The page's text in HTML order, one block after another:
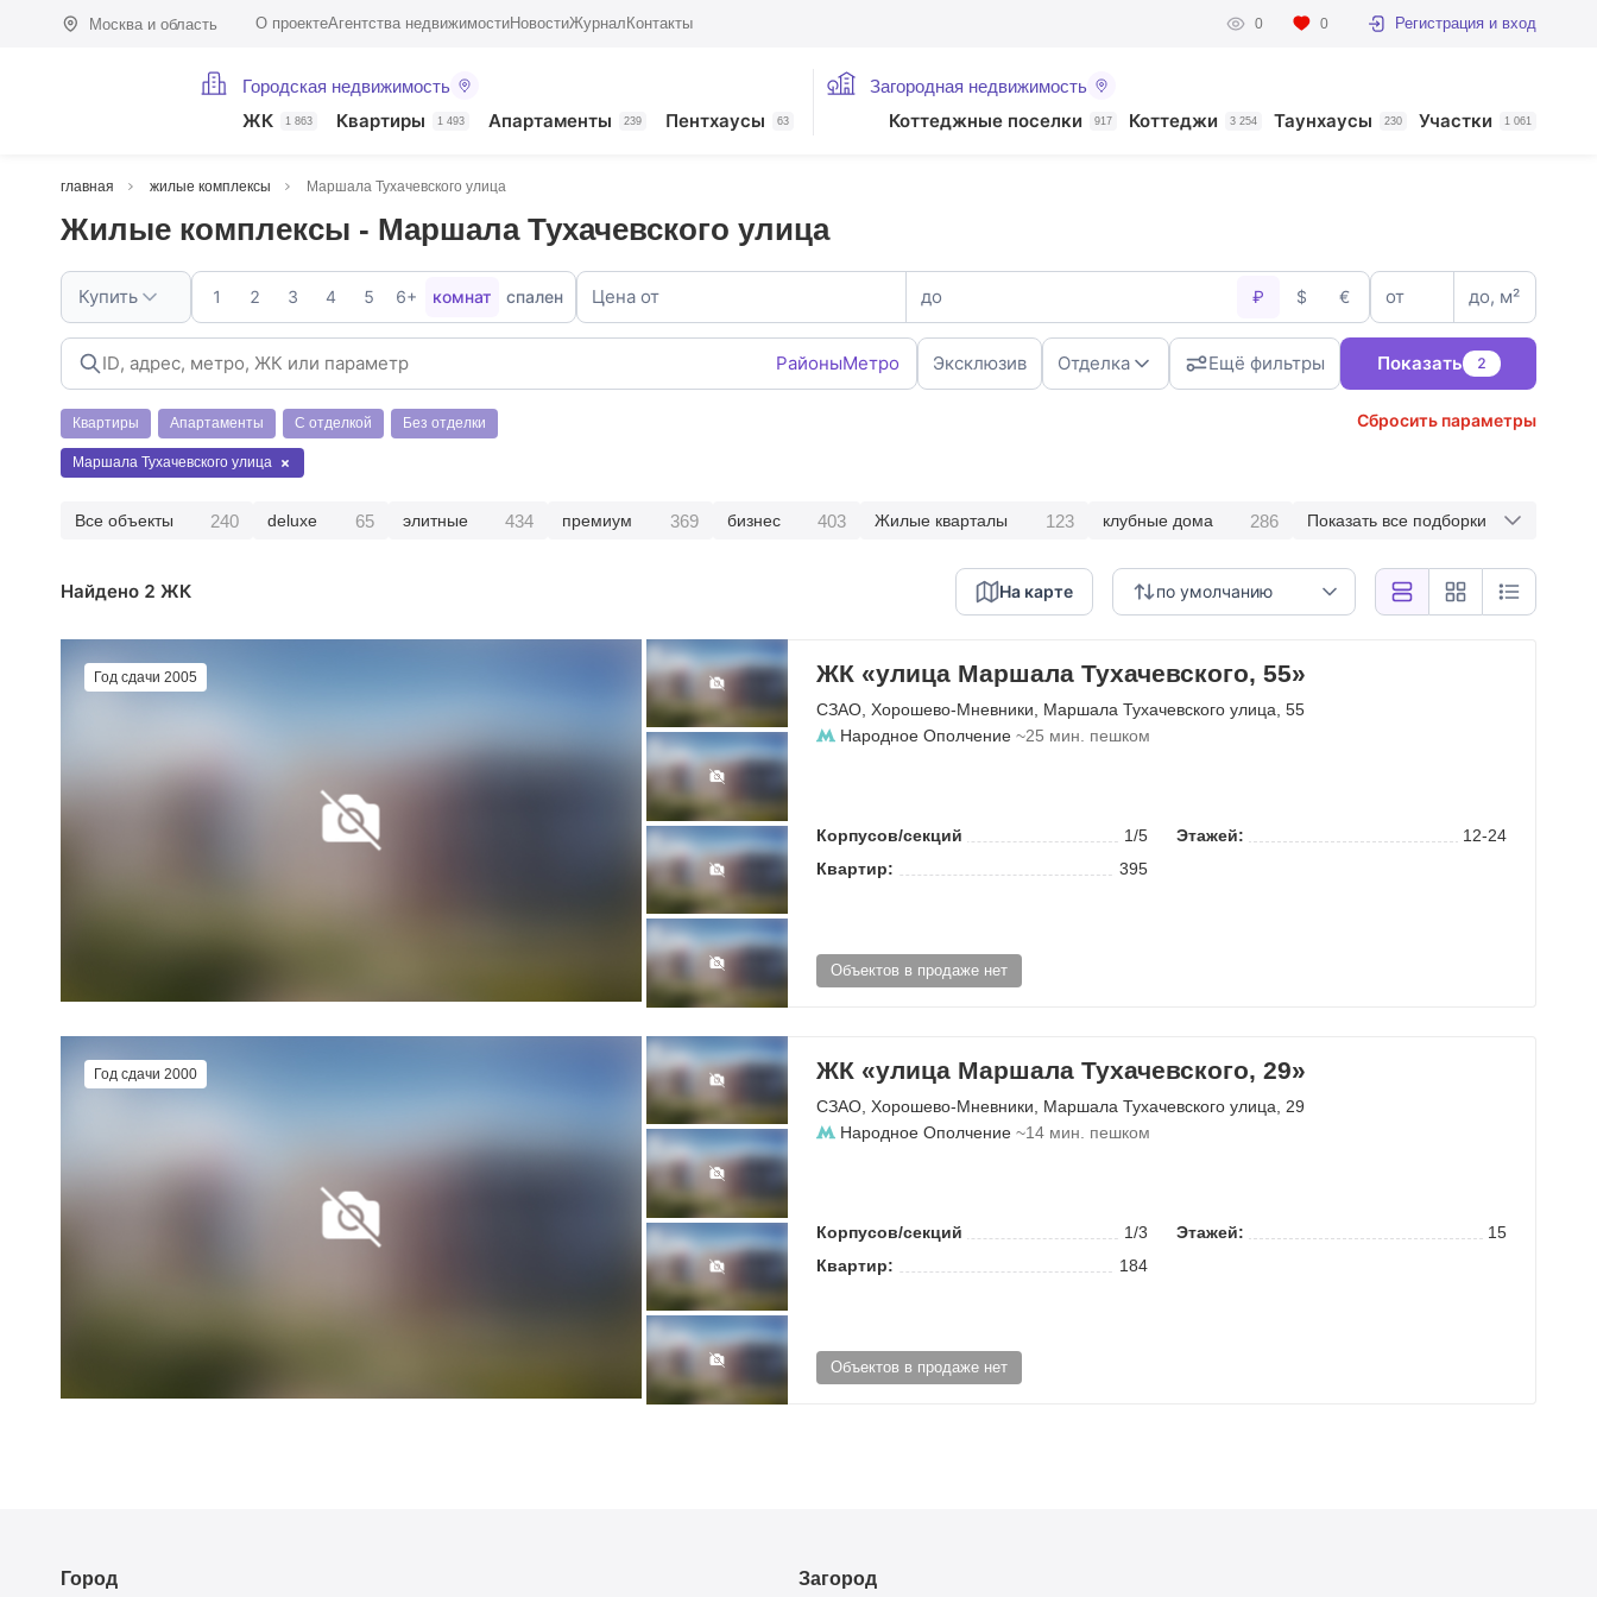
Москва и область О проектеАгентства недвижимостиНовостиЖурнал Контакты 0 0 Регистрация и вход
Городская недвижимость
ЖК 1 863 Квартиры 1 493 Апартаменты 239 Пентхаусы 63
Загородная недвижимость
Коттеджные поселки 917 Коттеджи 3 254 Таунхаусы 230 Участки 1 061
главная жилые комплексы Маршала Тухачевского улица
Жилые комплексы - Маршала Тухачевского улица
Купить 1 2 3 4 5 6+ комнат спален Цена от до ₽ $ € от до, м²
РайоныМетро Эксклюзив Отделка Ещё фильтры Показать 2
Квартиры Апартаменты С отделкой Без отделки Сбросить параметры
Маршала Тухачевского улица
Все объекты 240 deluxe 65 элитные 434 премиум 369 бизнес 403 Жилые кварталы 123 клубные дома 286 Показать все подборки
Найдено 2 ЖК по умолчанию
На карте
Год сдачи 2005 ЖК «улица Маршала Тухачевского, 55»
СЗАО Хорошево-Мневники Маршала Тухачевского улица , 55
Народное Ополчение ~25 мин. пешком
Корпусов/секций 1/5 Этажей:
12-24
Квартир:
395
Объектов в продаже нет
Год сдачи 2000 ЖК «улица Маршала Тухачевского, 29»
СЗАО Хорошево-Мневники Маршала Тухачевского улица , 29
Народное Ополчение ~14 мин. пешком
Корпусов/секций 1/3 Этажей:
15
Квартир:
184
Объектов в продаже нет
Город Загород